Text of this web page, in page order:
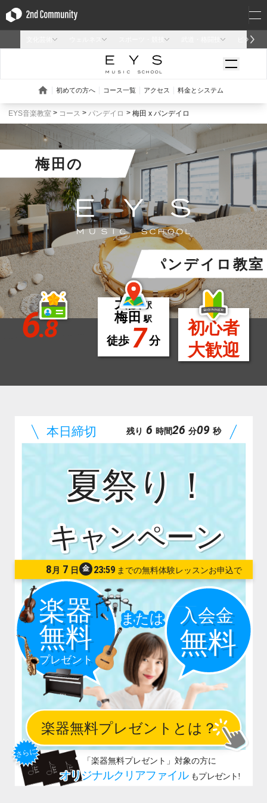
EYS音楽教室 コース パンデイロ 梅田 x パンデイロ
梅田 の
パンデイロ教室
6.8
大阪駅
梅田 駅
徒歩 7分
初心者
大歓迎
夏祭り！
8 月 7 日 金23:59
残り 6 時間26 分07 秒